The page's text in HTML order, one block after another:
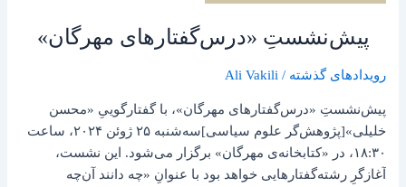
پیش‌نشستِ «درس‌گفتارهای مهرگان»
رویدادهای گذشته /
Ali Vakili
پیش‌نشستِ «درس‌گفتارهای مهرگان»، با گفتارگوییِ «محسن
خلیلی»[پژوهش‌گر علوم سیاسی]سه‌شنبه ۲۵ ژوئن ۲۰۲۴، ساعت
۱۸:۳۰، در «کتابخانه‌ی مهرگان» برگزار می‌شود. این نشست،
آغازگرِ رشته‌گفتارهایی خواهد بود با عنوانِ «چه دانند آن‌چه